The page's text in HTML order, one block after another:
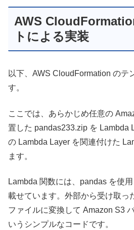
AWS
トによる実装
以下、AWS CloudFormation のテ
す。
ここでは、あらかじめ任意の
置した pandas233.zip を Lambda
の Lambda Layer を関連付けた
ます。
Lambda 関数には、pandas を使
載せています。外部から受け取っ
ファイルに変換して Amazon S3
いうシンプルなコードです。